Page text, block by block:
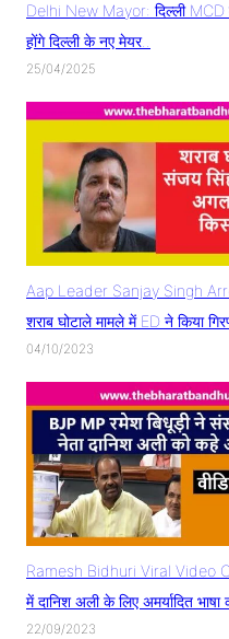
Delhi New Mayor: दिल्ली MCD
होंगे दिल्ली के नए मेयर..
25/04/2025
Aap Leader Sanjay Singh
शराब घोटाले मामले में ED ने किया
04/10/2023
Ramesh Bidhuri Viral Video
में दानिश अली के लिए अमर्यादित
22/09/2023